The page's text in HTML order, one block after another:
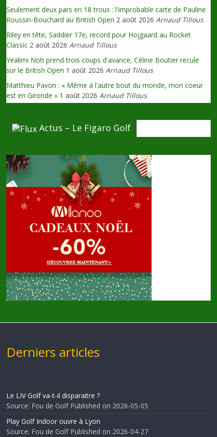
Seulement deux pars en 18 trous : l'improbable carte de Pauline
Roussin-Bouchard au British Open 2 août 2026 Arnaud Tillous
Riley en tête, Saddier 17e, record pour Hojgaard au Rocket
Classic 2 août 2026 Arnaud Tillous
Yealimi Noh prend trois coups d'avance, Céline Boutier recule
sur le British Open 1 août 2026 Arnaud Tillous
Matthieu Pavon : « Même à l'autre bout du monde, mon coeur
est en Gironde » 1 août 2026 Arnaud Tillous
Actus – Le Figaro Golf
Derniers articles
Le LIV Golf va-t-il disparaitre ?
Source: Fou de Golf Published on 2026-05-05
Play Golf Indoor ouvre à Lyon
Source: Fou de Golf Published on 2026-04-27